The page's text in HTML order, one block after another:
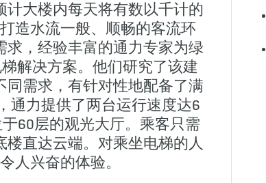
大楼内每天将有数以千计的
造水流一般、顺畅的客流环
，经验丰富的通力专家为绿
解决方案。他们研究了该建
需求，有针对性地配备了满
通力提供了两台运行速度达6
60层的观光大厅。乘客只需
直达云端。对乘坐电梯的人
人兴奋的体验。